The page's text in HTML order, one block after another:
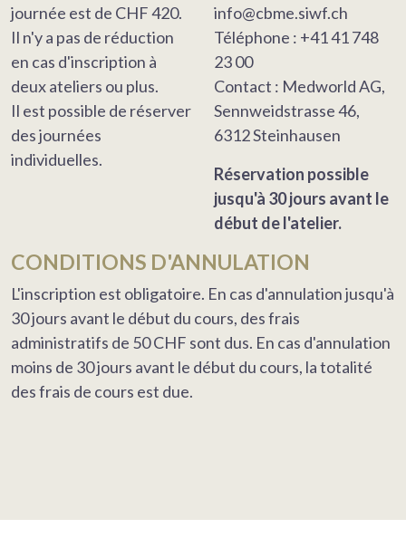
journée est de CHF 420.
Il n'y a pas de réduction
en cas d'inscription à
deux ateliers ou plus.
Il est possible de réserver
des journées
individuelles.
info@cbme.siwf.ch
Téléphone : +41 41 748
23 00
Contact : Medworld AG,
Sennweidstrasse 46,
6312 Steinhausen
Réservation possible
jusqu'à 30 jours avant le
début de l'atelier.
CONDITIONS D'ANNULATION
L'inscription est obligatoire. En cas d'annulation jusqu'à
30 jours avant le début du cours, des frais
administratifs de 50 CHF sont dus. En cas d'annulation
moins de 30 jours avant le début du cours, la totalité
des frais de cours est due.